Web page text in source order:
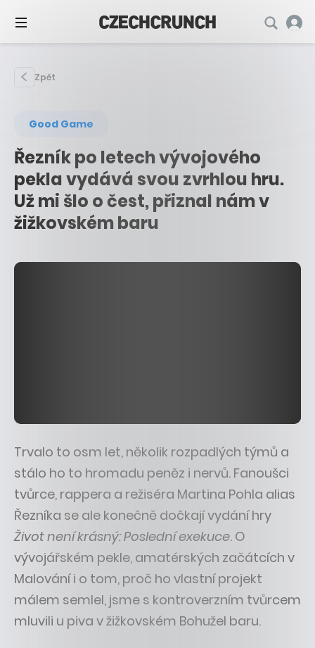
Zpět
Good Game
Řezník po letech vývojového
pekla vydává svou zvrhlou hru.
Už mi šlo o čest, přiznal nám v
žižkovském baru
Trvalo to osm let, několik rozpadlých týmů a
stálo ho to hromadu peněz i nervů. Fanoušci
tvůrce, rappera a režiséra Martina Pohla alias
Řezníka se ale konečně dočkají vydání hry
Život není krásný: Poslední exekuce. O
vývojářském pekle, amatérských začátcích v
Malování i o tom, proč ho vlastní projekt
málem semlel, jsme s kontroverzním tvůrcem
mluvili u piva v žižkovském Bohužel baru.